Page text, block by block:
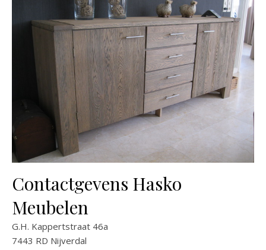
Contactgevens Hasko
Meubelen
G.H. Kappertstraat 46a
7443 RD Nijverdal